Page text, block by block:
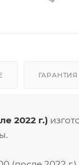
ГАРАНТИЯ
2022 г.)